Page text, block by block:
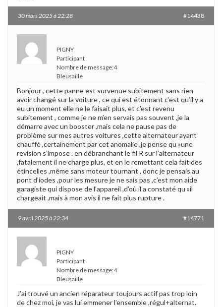
30 mars 2025 à 22:28 #14438
PIGNY
Participant
Nombre de message:4
Bleusaille
Bonjour , cette panne est survenue subitement sans rien
avoir changé sur la voiture , ce qui est étonnant c’est qu’il y a
eu un moment elle ne le faisait plus, et c’est revenu
subitement , comme je ne m’en servais pas souvent ,je la
démarre avec un booster ,mais cela ne pause pas de
problème sur mes autres voitures ,cette alternateur ayant
chauffé ,certainement par cet anomalie ,je pense qu »une
revision s’impose . en débranchant le fil R sur l’alternateur
,fatalement il ne charge plus, et en le remettant cela fait des
étincelles ,même sans moteur tournant , donc je pensais au
pont d’iodes ,pour les mesure je ne sais pas ,c’est mon aide
garagiste qui dispose de l’appareil ,d’où il a constaté qu »il
chargeait ,mais à mon avis il ne fait plus rupture .
9 avril 2025 à 22:34 #14771
PIGNY
Participant
Nombre de message:4
Bleusaille
J’ai trouvé un ancien réparateur toujours actif pas trop loin
de chez moi, je vas lui emmener l’ensemble ,régul+alternat.